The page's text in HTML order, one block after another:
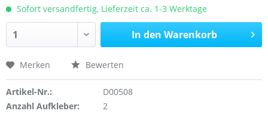
Sofort versandfertig, Lieferzeit ca. 1-3 Werktage
In den Warenkorb
Merken Bewerten
Artikel-Nr.:
D00508
Anzahl Aufkleber:
2